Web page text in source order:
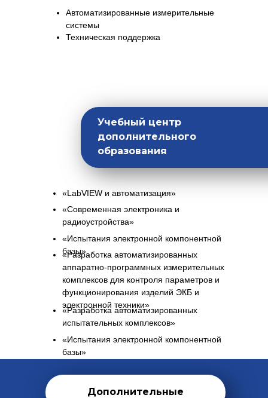
Автоматизированные измерительные
системы
Техническая поддержка
Учебный центр
дополнительного
образования
«LabVIEW и автоматизация»
«Современная электроника и
радиоустройства»
«Испытания электронной компонентной
базы»
«Разработка автоматизированных
аппаратно-программных измерительных
комплексов для контроля параметров и
функционирования изделий ЭКБ и
электронной техники»
«Разработка автоматизированных
испытательных комплексов»
«Испытания электронной компонентной
базы»
Дополнительные